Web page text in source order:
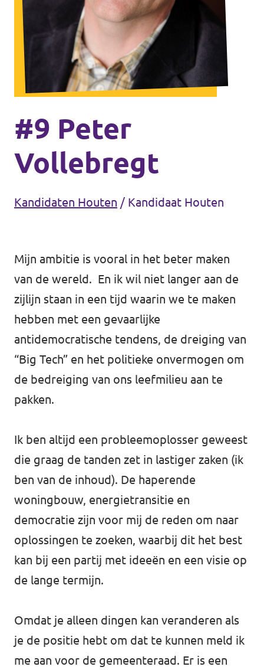
Volt Houten
Volt Soest
Volt Utrecht (Stad)
Volt Woerden
Volt Zeist
Volt Nederland
Agenda
Vacatures
Volt Amersfoort
Volt Baarn
Volt Utrecht stad
Volt Woerden
Volt Zeist
Doe mee!
#9 Peter
Vollebregt
Kandidaten Houten / Kandidaat Houten
Mijn ambitie is vooral in het beter maken
van de wereld. En ik wil niet langer aan de
zijlijn staan in een tijd waarin we te maken
hebben met een gevaarlijke
antidemocratische tendens, de dreiging van
“Big Tech” en het politieke onvermogen om
de bedreiging van ons leefmilieu aan te
pakken.
Ik ben altijd een probleemoplosser geweest
die graag de tanden zet in lastiger zaken (ik
ben van de inhoud). De haperende
woningbouw, energietransitie en
democratie zijn voor mij de reden om naar
oplossingen te zoeken, waarbij dit het best
kan bij een partij met ideeën en een visie op
de lange termijn.
Omdat je alleen dingen kan veranderen als
je de positie hebt om dat te kunnen meld ik
me aan voor de gemeenteraad. Er is een